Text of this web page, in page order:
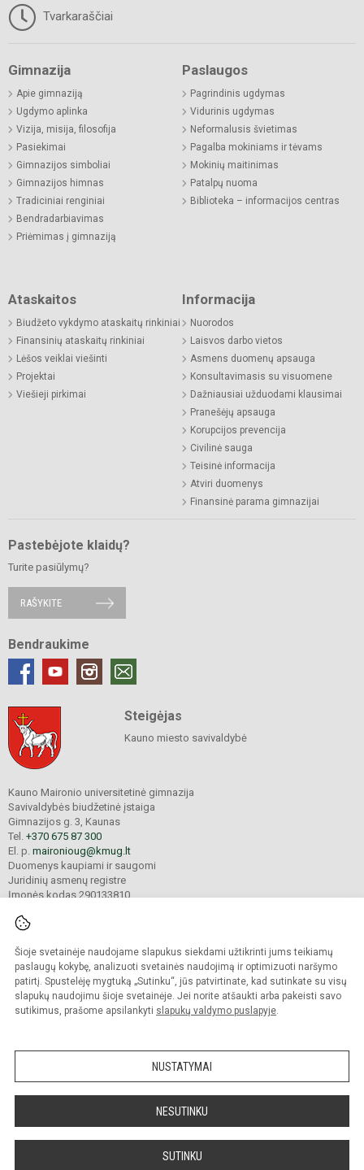
Šioje svetainėje naudojame slapukus siekdami užtikrinti jums teikiamų
paslaugų kokybę, analizuoti svetainės naudojimą ir optimizuoti naršymo
patirtį. Spustelėję mygtuką „Sutinku“, jūs patvirtinate, kad sutinkate su visų
slapukų naudojimu šioje svetainėje. Jei norite atšaukti arba pakeisti savo
sutikimus, prašome apsilankyti slapukų valdymo puslapyje.
NUSTATYMAI
NESUTINKU
SUTINKU
Tvarkaraščiai
Gimnazija
Apie gimnaziją
Ugdymo aplinka
Vizija, misija, filosofija
Pasiekimai
Gimnazijos simboliai
Gimnazijos himnas
Tradiciniai renginiai
Bendradarbiavimas
Priėmimas į gimnaziją
Paslaugos
Pagrindinis ugdymas
Vidurinis ugdymas
Neformalusis švietimas
Pagalba mokiniams ir tėvams
Mokinių maitinimas
Patalpų nuoma
Biblioteka – informacijos centras
Ataskaitos
Biudžeto vykdymo ataskaitų rinkiniai
Finansinių ataskaitų rinkiniai
Lėšos veiklai viešinti
Projektai
Viešieji pirkimai
Informacija
Nuorodos
Laisvos darbo vietos
Asmens duomenų apsauga
Konsultavimasis su visuomene
Dažniausiai užduodami klausimai
Pranešėjų apsauga
Korupcijos prevencija
Civilinė sauga
Teisinė informacija
Atviri duomenys
Finansinė parama gimnazijai
Pastebėjote klaidų?
Turite pasiūlymų?
RAŠYKITE
Bendraukime
Steigėjas
Kauno miesto savivaldybė
Kauno Maironio universitetinė gimnazija
Savivaldybės biudžetinė įstaiga
Gimnazijos g. 3, Kaunas
Tel. +370 675 87 300
El. p. maironioug@kmug.lt
Duomenys kaupiami ir saugomi
Juridinių asmenų registre
Įmonės kodas 290133810
© 2025. Kauno Maironio universitetinė gimnazija. Visos teisės saugomos.
Kopijuoti turinį be raštiško įstaigos administracijos sutikimo griežtai draudžiama.
Prieinamumo paraiška Slapukų valdymas
Sumanus būdas atnaujinti